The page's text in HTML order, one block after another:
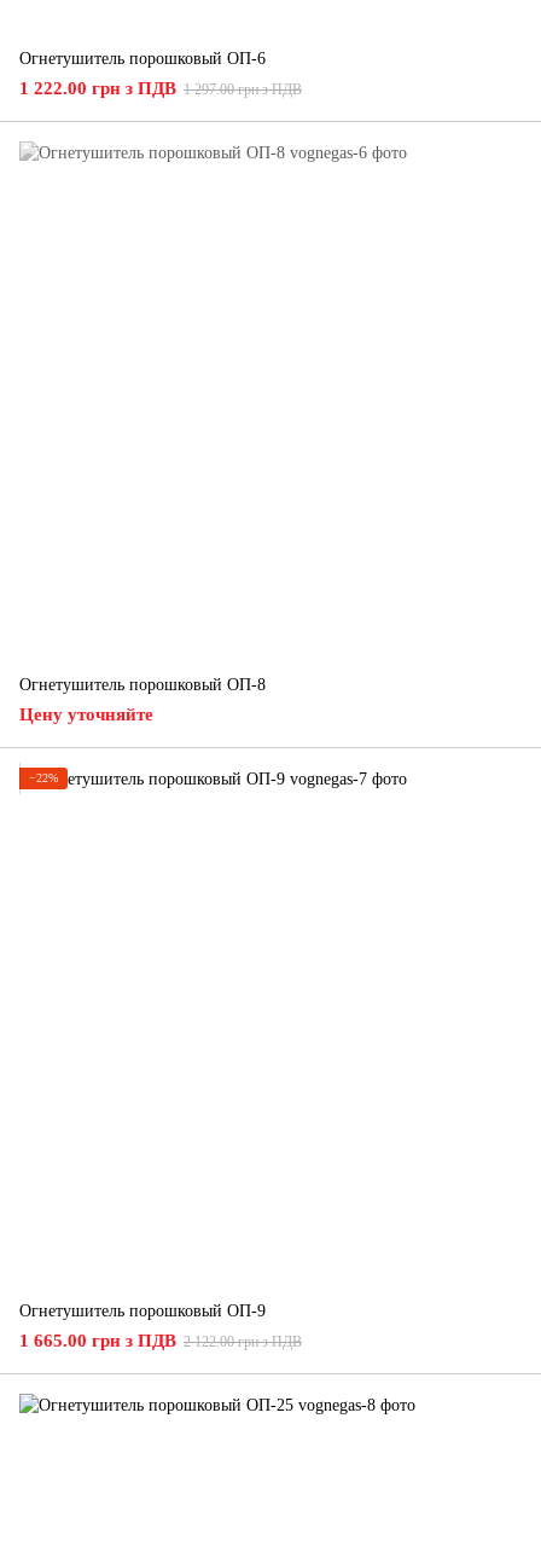
Огнетушитель порошковый ОП-6
1 222.00 грн з ПДВ 1 297.00 грн з ПДВ
Огнетушитель порошковый ОП-8
Цену уточняйте
−22%
Огнетушитель порошковый ОП-9
1 665.00 грн з ПДВ 2 122.00 грн з ПДВ